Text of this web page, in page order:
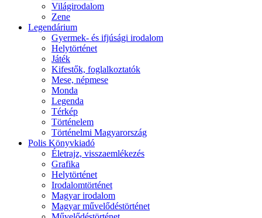
Világirodalom
Zene
Legendárium
Gyermek- és ifjúsági irodalom
Helytörténet
Játék
Kifestők, foglalkoztatók
Mese, népmese
Monda
Legenda
Térkép
Történelem
Történelmi Magyarország
Polis Könyvkiadó
Életrajz, visszaemlékezés
Grafika
Helytörténet
Irodalomtörténet
Magyar irodalom
Magyar művelődéstörténet